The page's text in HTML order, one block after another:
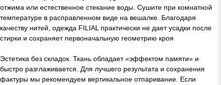
отжима или естественное стекание воды. Сушите при комнатной
температуре в расправленном виде на вешалке. Благодаря
качеству нитей, одежда FILIAL практически не дает усадки после
стирки и сохраняет первоначальную геометрию кроя
Эстетика без складок. Ткань обладает «эффектом памяти» и
быстро разглаживается. Для лучшего результата и сохранения
фактуры мы рекомендуем вертикальное отпаривание. Если